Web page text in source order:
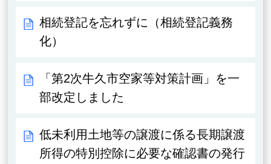
相続登記を忘れずに（相続登記義務
化）
「第2次牛久市空家等対策計画」を一
部改定しました
低未利用土地等の譲渡に係る長期譲渡
所得の特別控除に必要な確認書の発行